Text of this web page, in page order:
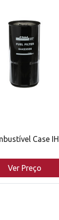
Case IH
Ver Preço